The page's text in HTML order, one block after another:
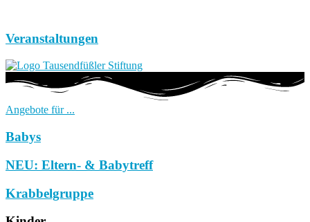
Veranstaltungen
Angebote für ...
Babys
NEU: Eltern- & Babytreff
Krabbelgruppe